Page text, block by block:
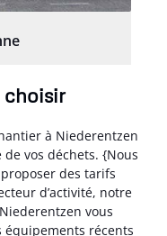
choisir
à Niederentzen
vos déchets. {Nous
des tarifs
d’activité, notre
vous
équipements récents